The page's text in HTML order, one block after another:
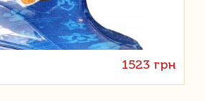
1523 грн